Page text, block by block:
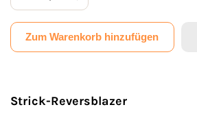
Zum Warenkorb hinzufügen
Strick-Reversblazer